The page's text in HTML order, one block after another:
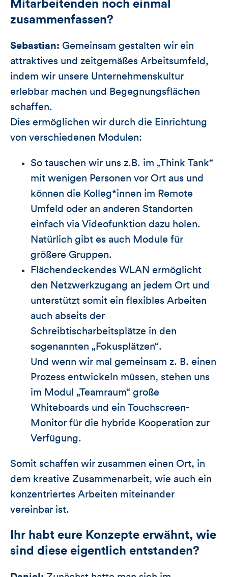
Mitarbeitenden noch einmal
zusammenfassen?
Sebastian: Gemeinsam gestalten wir ein
attraktives und zeitgemäßes Arbeitsumfeld,
indem wir unsere Unternehmenskultur
erlebbar machen und Begegnungsflächen
schaffen.
Dies ermöglichen wir durch die Einrichtung
von verschiedenen Modulen:
So tauschen wir uns z.B. im „Think Tank“
mit wenigen Personen vor Ort aus und
können die Kolleg*innen im Remote
Umfeld oder an anderen Standorten
einfach via Videofunktion dazu holen.
Natürlich gibt es auch Module für
größere Gruppen.
Flächendeckendes WLAN ermöglicht
den Netzwerkzugang an jedem Ort und
unterstützt somit ein flexibles Arbeiten
auch abseits der
Schreibtischarbeitsplätze in den
sogenannten „Fokusplätzen“.
Und wenn wir mal gemeinsam z. B. einen
Prozess entwickeln müssen, stehen uns
im Modul „Teamraum“ große
Whiteboards und ein Touchscreen-
Monitor für die hybride Kooperation zur
Verfügung.
Somit schaffen wir zusammen einen Ort, in
dem kreative Zusammenarbeit, wie auch ein
konzentriertes Arbeiten miteinander
vereinbar ist.
Ihr habt eure Konzepte erwähnt, wie
sind diese eigentlich entstanden?